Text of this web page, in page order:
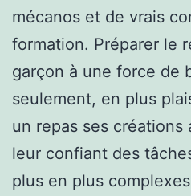
mécanos et de vrais
formation. Préparer le
garçon à une force de
seulement, en plus
un repas ses créations
leur confiant des
plus en plus